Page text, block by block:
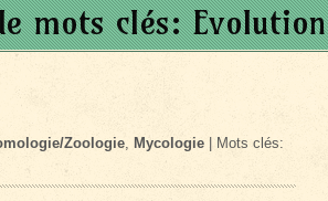
mots clés:Evolution
Zoologie, Mycologie | Mots clés: